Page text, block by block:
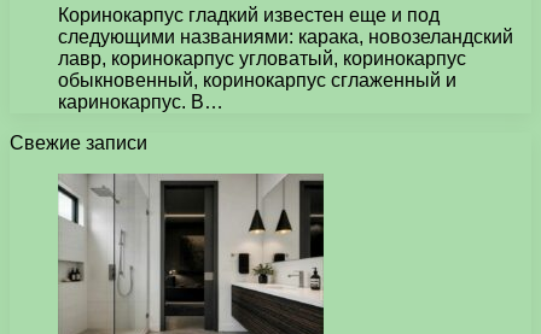
Коринокарпус гладкий известен еще и под
следующими названиями: карака, новозеландский
лавр, коринокарпус угловатый, коринокарпус
обыкновенный, коринокарпус сглаженный и
каринокарпус. В…
Свежие записи